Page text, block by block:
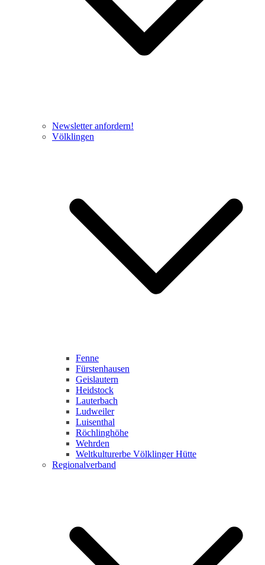
Newsletter anfordern!
Völklingen
Fenne
Fürstenhausen
Geislautern
Heidstock
Lauterbach
Ludweiler
Luisenthal
Röchlinghöhe
Wehrden
Weltkulturerbe Völklinger Hütte
Regionalverband